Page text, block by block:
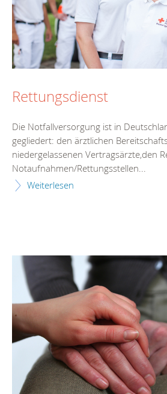
Rettungsdienst
Die Notfallversorgung ist in
gegliedert: den ärztlichen
niedergelassenen Vertragsärzte,den
Notaufnahmen/Rettungsstellen...
Weiterlesen